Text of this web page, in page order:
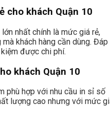
cho khách Quận 10
nhất chính là mức giá rẻ,
khách hàng cần dùng. Đáp
được chi phí.
khách Quận 10
phù hợp với nhu cầu in sỉ số
lượng cao nhưng với mức